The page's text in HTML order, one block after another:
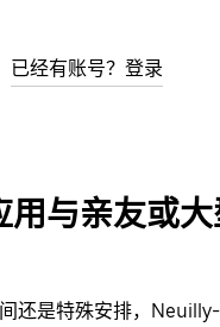
已经有账号？登录
用与亲友或
还是特殊安排，